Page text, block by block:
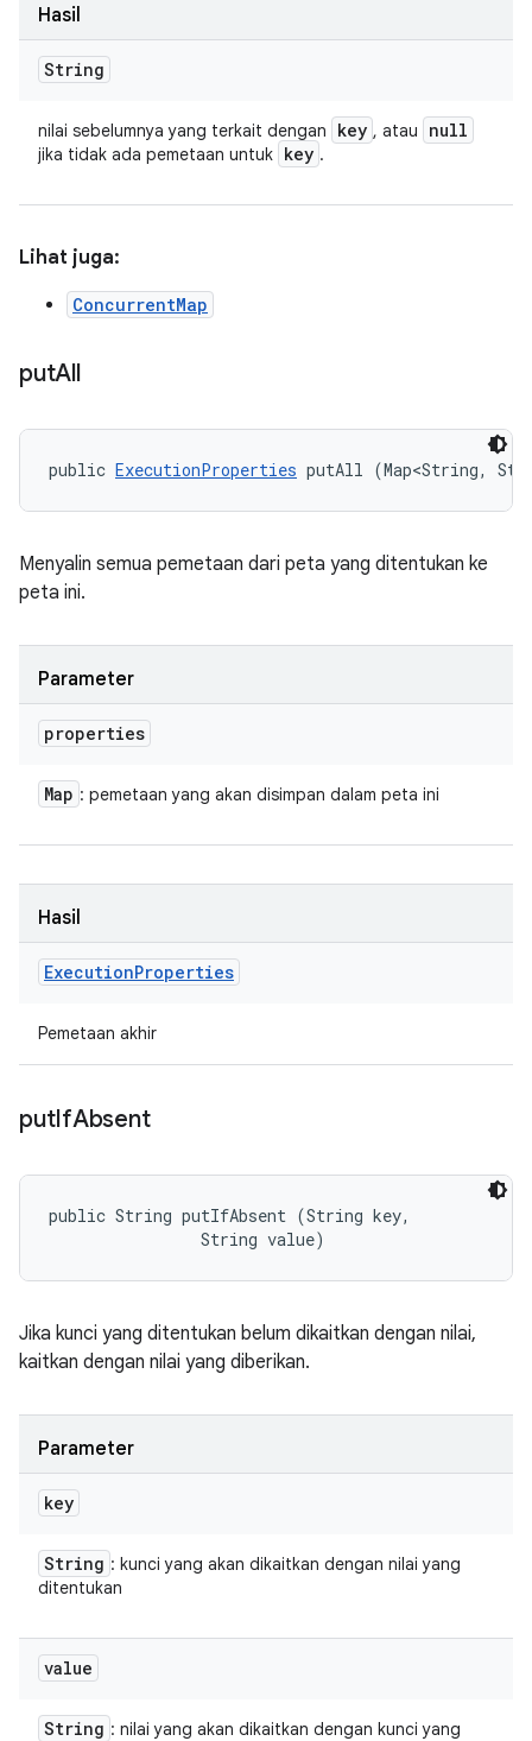
Hasil
String
nilai sebelumnya yang terkait dengan key , atau null
jika tidak ada pemetaan untuk key .
Lihat juga:
ConcurrentMap
putAll
public ExecutionProperties putAll (Map<String,
Menyalin semua pemetaan dari peta yang ditentukan ke
peta ini.
Parameter
properties
Map : pemetaan yang akan disimpan dalam peta ini
Hasil
ExecutionProperties
Pemetaan akhir
putIfAbsent
public String putIfAbsent (String key,
                String value)
Jika kunci yang ditentukan belum dikaitkan dengan nilai,
kaitkan dengan nilai yang diberikan.
Parameter
key
String : kunci yang akan dikaitkan dengan nilai yang
ditentukan
value
String : nilai yang akan dikaitkan dengan kunci yang